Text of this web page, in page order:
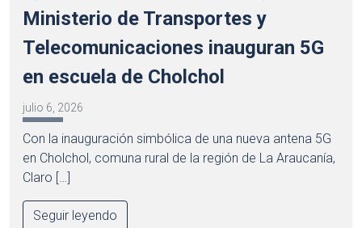
Ministerio de Transportes y
Telecomunicaciones inauguran 5G
en escuela de Cholchol
julio 6, 2026
Con la inauguración simbólica de una nueva antena 5G
en Cholchol, comuna rural de la región de La Araucanía,
Claro […]
Seguir leyendo